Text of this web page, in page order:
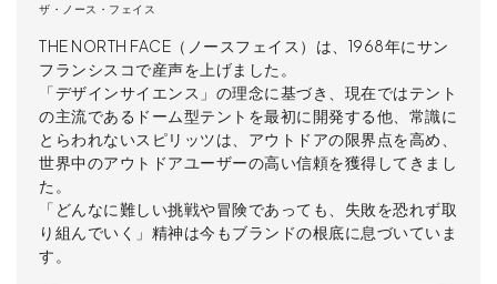
ザ・ノース・フェイス
THE NORTH FACE（ノースフェイス）は、1968年にサン
フランシスコで産声を上げました。
「デザインサイエンス」の理念に基づき、現在ではテント
の主流であるドーム型テントを最初に開発する他、常識に
とらわれないスピリッツは、アウトドアの限界点を高め、
世界中のアウトドアユーザーの高い信頼を獲得してきまし
た。
「どんなに難しい挑戦や冒険であっても、失敗を恐れず取
り組んでいく」精神は今もブランドの根底に息づいていま
す。